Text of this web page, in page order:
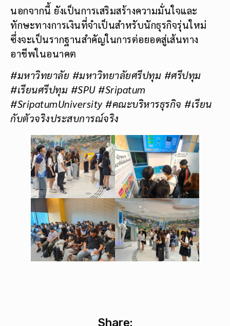
นอกจากนี้ ยังเป็นการเสริมสร้างความมั่นใจและ
ทักษะทางการเงินที่จำเป็นสำหรับนักธุรกิจรุ่นใหม่
ซึ่งจะเป็นรากฐานสำคัญในการต่อยอดสู่เส้นทาง
อาชีพในอนาคต
#มหาวิทยาลัย #มหาวิทยาลัยศรีปทุม #ศรีปทุม
#เรียนศรีปทุม #SPU #Sripatum
#SripatumUniversity #คณะบริหารธุรกิจ #เรียน
กับตัวจริงประสบการณ์จริง
Share: